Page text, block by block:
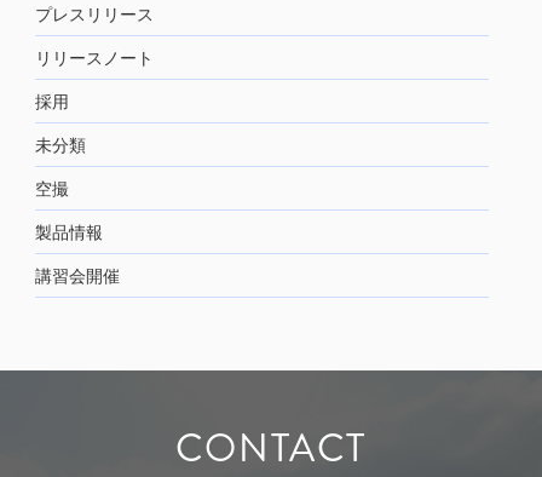
プレスリリース
リリースノート
採用
未分類
空撮
製品情報
講習会開催
CONTACT